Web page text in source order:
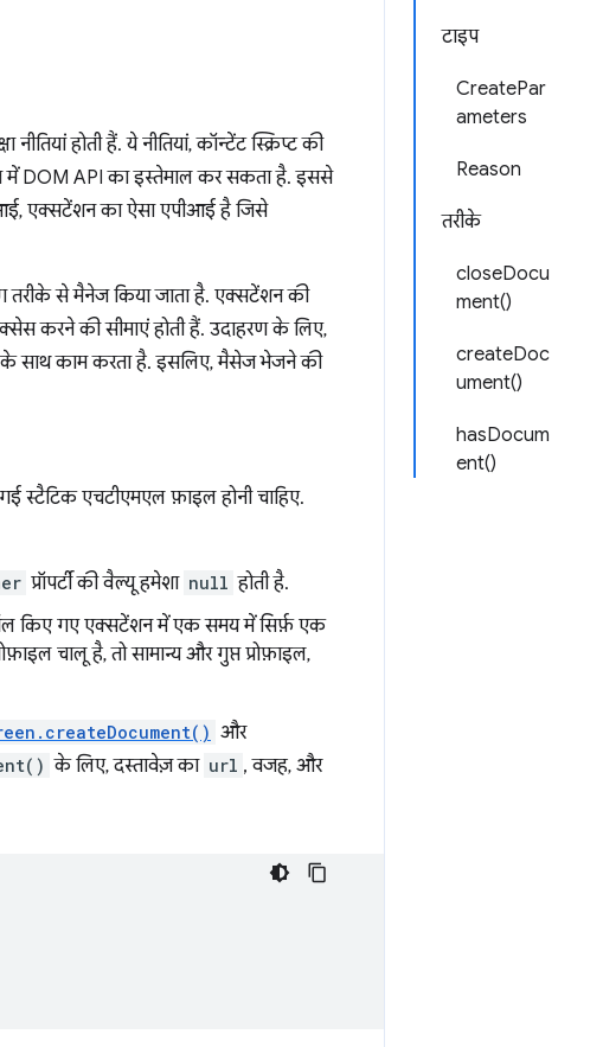
टाइप
CreatePar
ameters
Reason
तरीके
closeDocu
ment()
createDoc
ument()
hasDocum
ent()
होती हैं. ये नीतियां, कॉन्टेंट स्क्रिप्ट की
में DOM API का इस्तेमाल कर सकता है. इससे
एक्सटेंशन का ऐसा एपीआई है जिसे
से मैनेज किया जाता है. एक्सटेंशन की
करने की सीमाएं होती हैं. उदाहरण के लिए,
साथ काम करता है. इसलिए, मैसेज भेजने की
स्टैटिक एचटीएमएल फ़ाइल होनी चाहिए.
प्रॉपर्टी की वैल्यू हमेशा null होती है.
किए गए एक्सटेंशन में एक समय में सिर्फ़ एक
चालू है, तो सामान्य और गुप्त प्रोफ़ाइल,
और
के लिए, दस्तावेज़ का url , वजह, और